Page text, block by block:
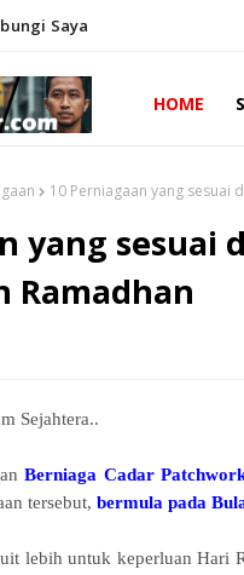
Saya
HOME
10 Perniagaan yang sesuai
yang sesuai
Ramadhan
Sejahtera..
Berniaga Cadar
tersebut, bermula pada
lebih untuk keperluan Hari